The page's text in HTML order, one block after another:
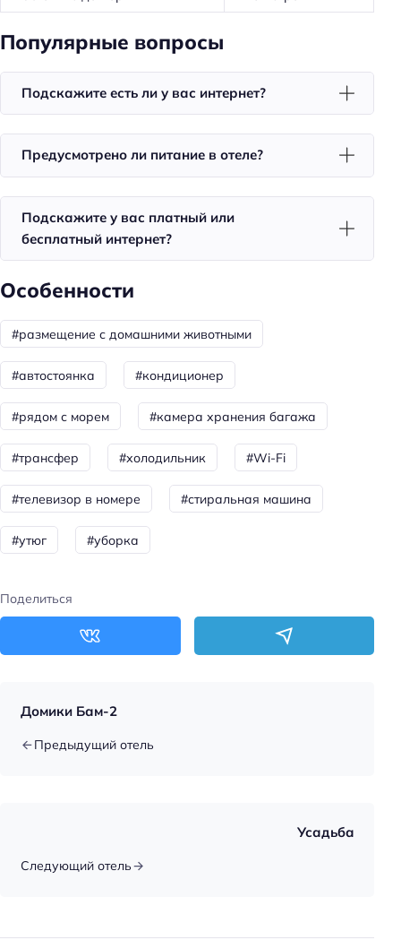
Пляжный отдых
Пляжная линия: 3-я линия
Общая информация
Тип гостиницы: гостевой дом
Номеров: 12
Питание: без питания
Способ оплаты: предоплата
Способ оплаты: наличными
Способ оплаты: оплата картой
Способ оплаты: банковским переводом
Цена номера (ночь): 1500–4000 ₽/ночь
Доступность
Доступность входа на инвалидной коляске:
недоступно
Доступность помещения на инвалидной коляске:
Парковка
Парковка
Веранда
Популярные вопросы
Подскажите есть ли у вас интернет?
Предусмотрено ли питание в отеле?
Подскажите у вас платный или
бесплатный интернет?
Особенности
#размещение с домашними животными
#автостоянка #кондиционер
#рядом с морем #камера хранения багажа
#трансфер #холодильник #Wi-Fi
#телевизор в номере #стиральная машина
#утюг #уборка
Поделиться
Домики Бам-2
Предыдущий отель
Усадьба
Следующий отель